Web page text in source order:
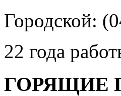
Городской:
22 года
ГОРЯЩИЕ